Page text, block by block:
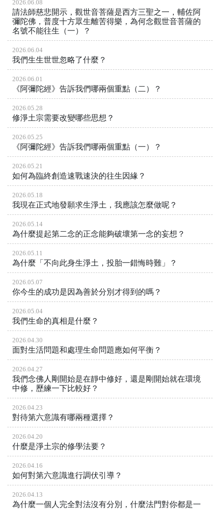
2026.06.08
請法師慈悲開示，觀世音菩薩是西方三聖之一，輔佐阿
彌陀佛，普度十方眾生離苦得樂，為何念觀世音菩薩的
名號不能往生（一）？
2026.06.04
我們生生世世忽略了什麼？
2026.06.01
《阿彌陀經》告訴我們哪兩個重點（二）？
2026.05.28
修淨土宗需要改變哪些思想？
2026.05.25
《阿彌陀經》告訴我們哪兩個重點（一）？
2026.05.21
如何為臨終創造速戰速決的往生因緣？
2026.05.18
我現在正式地發願求生淨土，我應該怎麼做呢？
2026.05.14
為什麼提起第二念的正念能夠破壞第一念的妄想？
2026.05.11
為什麼「不向此身生淨土，投胎一錯悔時難」？
2026.05.07
你今生的成功是因為善於分別才得到的嗎？
2026.05.04
我們生命的真相是什麼？
2026.04.30
面對生活問題和處理生命問題應如何平衡？
2026.04.27
我們念佛人剛開始是在靜中修好，還是剛開始就在環境
中修，歷練一下比較好？
2026.04.23
對待第六意識有哪兩種選擇？
2026.04.20
什麼是淨土宗的修學法要？
2026.04.16
如何對第六意識進行調伏引導？
2026.04.13
為什麼一個人完全對法沒有分別，什麼法門對你都是一